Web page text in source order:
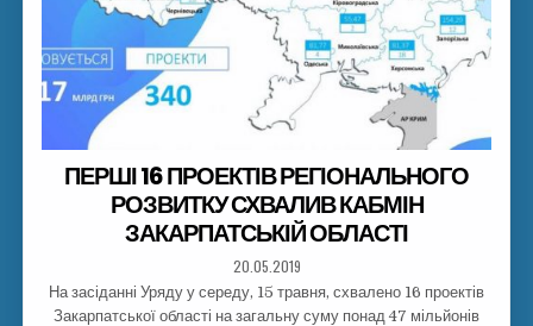
ПЕРШІ 16 ПРОЕКТІВ РЕГІОНАЛЬНОГО
РОЗВИТКУ СХВАЛИВ КАБМІН
ЗАКАРПАТСЬКІЙ ОБЛАСТІ
20.05.2019
На засіданні Уряду у середу, 15 травня, схвалено 16 проектів
Закарпатської області на загальну суму понад 47 мільйонів